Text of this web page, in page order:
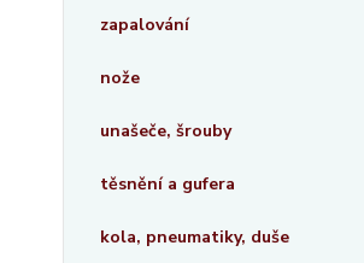
zapalování
nože
unašeče, šrouby
těsnění a gufera
kola, pneumatiky, duše